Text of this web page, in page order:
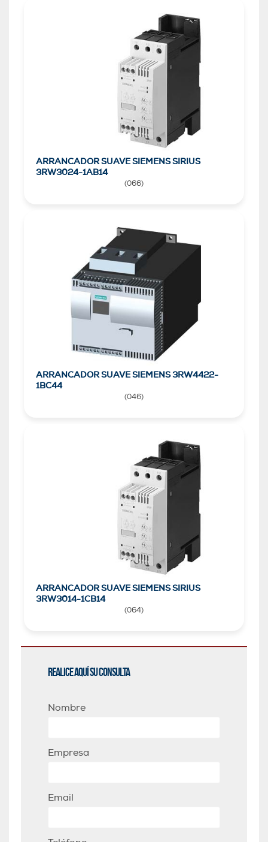
ARRANCADOR SUAVE SIEMENS SIRIUS
3RW3024-1AB14
(066)
ARRANCADOR SUAVE SIEMENS 3RW4422-
1BC44
(046)
ARRANCADOR SUAVE SIEMENS SIRIUS
3RW3014-1CB14
(064)
Realice aquí su consulta
Nombre
Empresa
Email